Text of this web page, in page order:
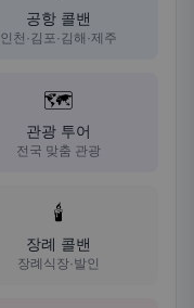
공항 콜밴
인천·김포·김해·제주
🗺️
관광 투어
전국 맞춤 관광
🕯️
장례 콜밴
장례식장·발인